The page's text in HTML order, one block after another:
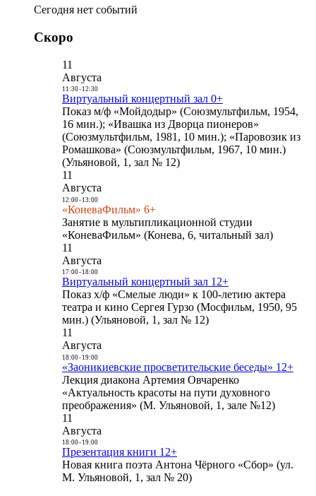
Сегодня нет событий
Скоро
11
Августа
11:30- 12:30
Виртуальный концертный зал 0+
Показ м/ф «Мойдодыр» (Союзмультфильм, 1954,
16 мин.); «Ивашка из Дворца пионеров»
(Союзмультфильм, 1981, 10 мин.); «Паровозик из
Ромашкова» (Союзмультфильм, 1967, 10 мин.)
(Ульяновой, 1, зал № 12)
11
Августа
12:00- 13:00
«КоневаФильм» 6+
Занятие в мультипликационной студии
«КоневаФильм» (Конева, 6, читальный зал)
11
Августа
17:00- 18:00
Виртуальный концертный зал 12+
Показ х/ф «Смелые люди» к 100-летию актера
театра и кино Сергея Гурзо (Мосфильм, 1950, 95
мин.) (Ульяновой, 1, зал № 12)
11
Августа
18:00- 19:00
«Заоникиевские просветительские беседы» 12+
Лекция диакона Артемия Овчаренко
«Актуальность красоты на пути духовного
преображения» (М. Ульяновой, 1, зале №12)
11
Августа
18:00- 19:00
Презентация книги 12+
Новая книга поэта Антона Чёрного «Сбор» (ул.
М. Ульяновой, 1, зал № 20)